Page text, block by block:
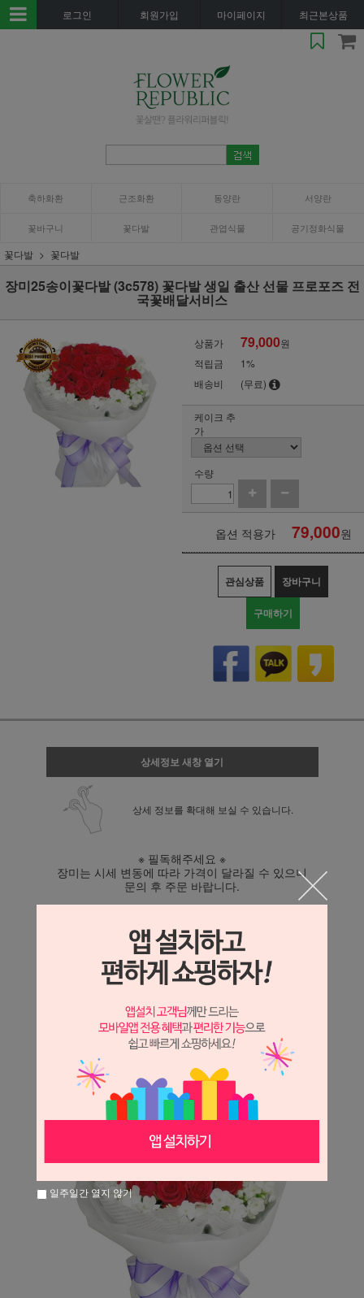
로그인 회원가입 마이페이지 최근본상품
축하화환 근조화환 동양란 서양란
꽃바구니 꽃다발 관엽식물 공기정화식물
꽃다발 꽃다발
장미25송이꽃다발 (3c578) 꽃다발 생일 출산 선물 프로포즈 전
국꽃배달서비스
상품가 79,000원
적립금
1%
배송비
(무료)
케이크 추
가
수량
옵션 적용가 79,000원
관심상품 장바구니
구매하기
상세정보 새창 열기
상세 정보를 확대해 보실 수 있습니다.
※ 필독해주세요 ※
장미는 시세 변동에 따라 가격이 달라질 수 있으니
문의 후 주문 바랍니다.
일주일간 열지 않기